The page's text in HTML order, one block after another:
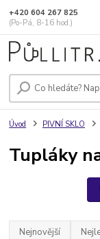
+420 604 267 825
(Po-Pá, 8-16 hod.)
Úvod PIVNÍ SKLO
Tupláky
Nejnovější